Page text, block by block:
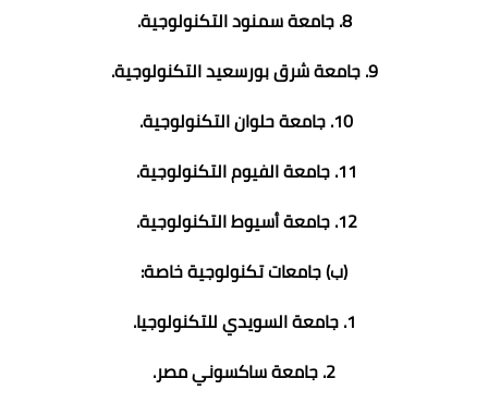
8. جامعة سمنود التكنولوجية.
9. جامعة شرق بورسعيد التكنولوجية.
10. جامعة حلوان التكنولوجية.
11. جامعة الفيوم التكنولوجية.
12. جامعة أسيوط التكنولوجية.
(ب) جامعات تكنولوجية خاصة:
1. جامعة السويدي للتكنولوجيا.
2. جامعة ساكسوني مصر.